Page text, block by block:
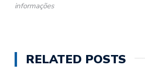
informações
RELATED POSTS